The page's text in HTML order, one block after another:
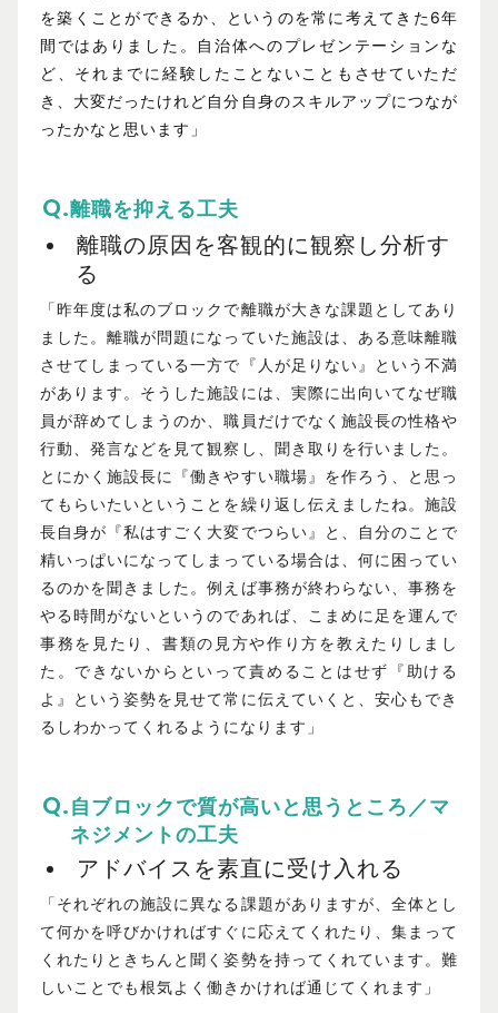
を築くことができるか、というのを常に考えてきた6年
間ではありました。自治体へのプレゼンテーションな
ど、それまでに経験したことないこともさせていただ
き、大変だったけれど自分自身のスキルアップにつなが
ったかなと思います」
離職を抑える工夫
離職の原因を客観的に観察し分析す
る
「昨年度は私のブロックで離職が大きな課題としてあり
ました。離職が問題になっていた施設は、ある意味離職
させてしまっている一方で『人が足りない』という不満
があります。そうした施設には、実際に出向いてなぜ職
員が辞めてしまうのか、職員だけでなく施設長の性格や
行動、発言などを見て観察し、聞き取りを行いました。
とにかく施設長に『働きやすい職場』を作ろう、と思っ
てもらいたいということを繰り返し伝えましたね。施設
長自身が『私はすごく大変でつらい』と、自分のことで
精いっぱいになってしまっている場合は、何に困ってい
るのかを聞きました。例えば事務が終わらない、事務を
やる時間がないというのであれば、こまめに足を運んで
事務を見たり、書類の見方や作り方を教えたりしまし
た。できないからといって責めることはせず『助ける
よ』という姿勢を見せて常に伝えていくと、安心もでき
るしわかってくれるようになります」
自ブロックで質が高いと思うところ／マ
ネジメントの工夫
アドバイスを素直に受け入れる
「それぞれの施設に異なる課題がありますが、全体とし
て何かを呼びかければすぐに応えてくれたり、集まって
くれたりときちんと聞く姿勢を持ってくれています。難
しいことでも根気よく働きかければ通じてくれます」